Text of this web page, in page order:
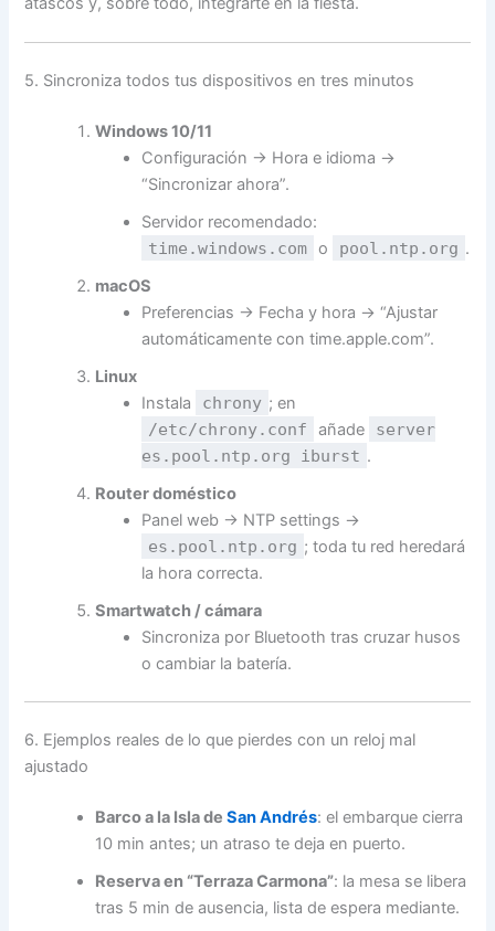
5. Sincroniza todos tus dispositivos en tres minutos
Windows 10/11
Configuración → Hora e idioma →
“Sincronizar ahora”.
Servidor recomendado:
time.windows.com o pool.ntp.org .
macOS
Preferencias → Fecha y hora → “Ajustar
automáticamente con time.apple.com”.
Linux
Instala
chrony ; en
/etc/chrony.conf añade
server
es.pool.ntp.org iburst .
Router doméstico
Panel web → NTP settings →
es.pool.ntp.org ; toda tu red heredará
la hora correcta.
Smartwatch / cámara
Sincroniza por Bluetooth tras cruzar husos
o cambiar la batería.
6. Ejemplos reales de lo que pierdes con un reloj mal
ajustado
Barco a la Isla deSan Andrés: el embarque cierra
10 min antes; un atraso te deja en puerto.
Reserva en “Terraza Carmona”: la mesa se libera
tras 5 min de ausencia, lista de espera mediante.